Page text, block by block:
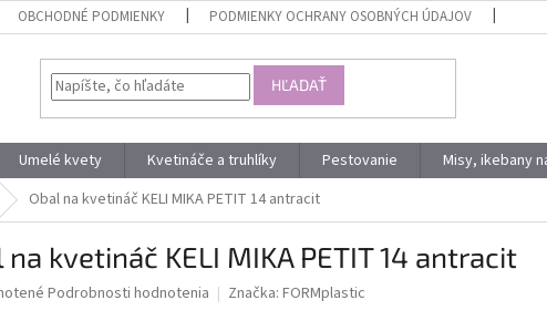
OBCHODNÉ PODMIENKY PODMIENKY OCHRANY OSOBNÝCH ÚDAJOV
HĽADAŤ
Umelé kvety Kvetináče a truhlíky Pestovanie Misy, ikebany
Obal na kvetináč KELI MIKA PETIT 14 antracit
na kvetináč KELI MIKA PETIT 14 antracit
Podrobnosti hodnotenia Značka: FORMplastic